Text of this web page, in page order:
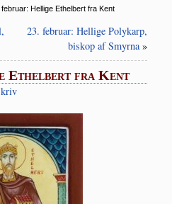
februar: Hellige Ethelbert fra Kent
23. februar: Hellige Polykarp,
biskop af Smyrna»
Ethelbert fra Kent